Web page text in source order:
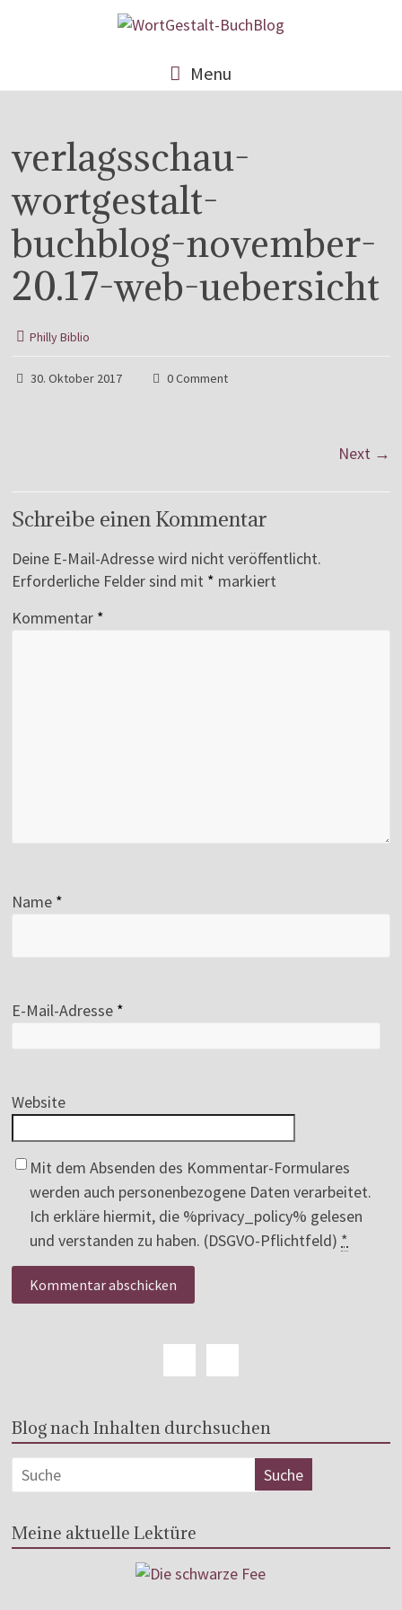
Menu
verlagsschau-
wortgestalt-
buchblog-november-
20.17-web-uebersicht
Philly Biblio
30. Oktober 2017 0 Comment
Next →
Schreibe einen Kommentar
Deine E-Mail-Adresse wird nicht veröffentlicht.
Erforderliche Felder sind mit * markiert
Kommentar *
Name *
E-Mail-Adresse *
Website
Mit dem Absenden des Kommentar-Formulares
werden auch personenbezogene Daten verarbeitet.
Ich erkläre hiermit, die %privacy_policy% gelesen
und verstanden zu haben. (DSGVO-Pflichtfeld) *
Blog nach Inhalten durchsuchen
Meine aktuelle Lektüre